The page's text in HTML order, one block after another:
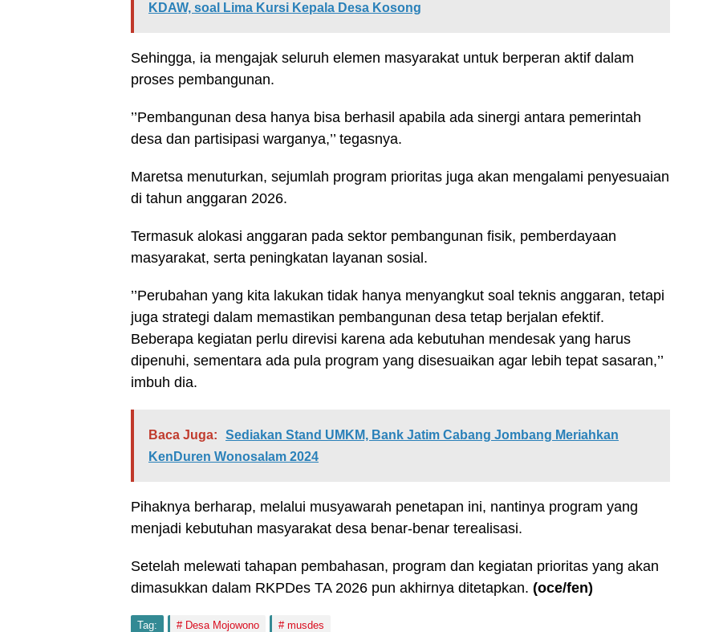
KDAW, soal Lima Kursi Kepala Desa Kosong
Sehingga, ia mengajak seluruh elemen masyarakat untuk berperan aktif dalam
proses pembangunan.
’’Pembangunan desa hanya bisa berhasil apabila ada sinergi antara pemerintah
desa dan partisipasi warganya,’’ tegasnya.
Maretsa menuturkan, sejumlah program prioritas juga akan mengalami penyesuaian
di tahun anggaran 2026.
Termasuk alokasi anggaran pada sektor pembangunan fisik, pemberdayaan
masyarakat, serta peningkatan layanan sosial.
’’Perubahan yang kita lakukan tidak hanya menyangkut soal teknis anggaran, tetapi
juga strategi dalam memastikan pembangunan desa tetap berjalan efektif.
Beberapa kegiatan perlu direvisi karena ada kebutuhan mendesak yang harus
dipenuhi, sementara ada pula program yang disesuaikan agar lebih tepat sasaran,’’
imbuh dia.
Baca Juga:
Sediakan Stand UMKM, Bank Jatim Cabang Jombang Meriahkan
KenDuren Wonosalam 2024
Pihaknya berharap, melalui musyawarah penetapan ini, nantinya program yang
menjadi kebutuhan masyarakat desa benar-benar terealisasi.
Setelah melewati tahapan pembahasan, program dan kegiatan prioritas yang akan
dimasukkan dalam RKPDes TA 2026 pun akhirnya ditetapkan. (oce/fen)
Tag: Desa Mojowono musdes